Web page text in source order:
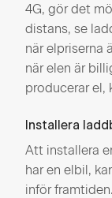
4G, gör det
distans, se
när elpriserna
när elen är
producerar el,
Installera
Att installera
har en elbil,
inför